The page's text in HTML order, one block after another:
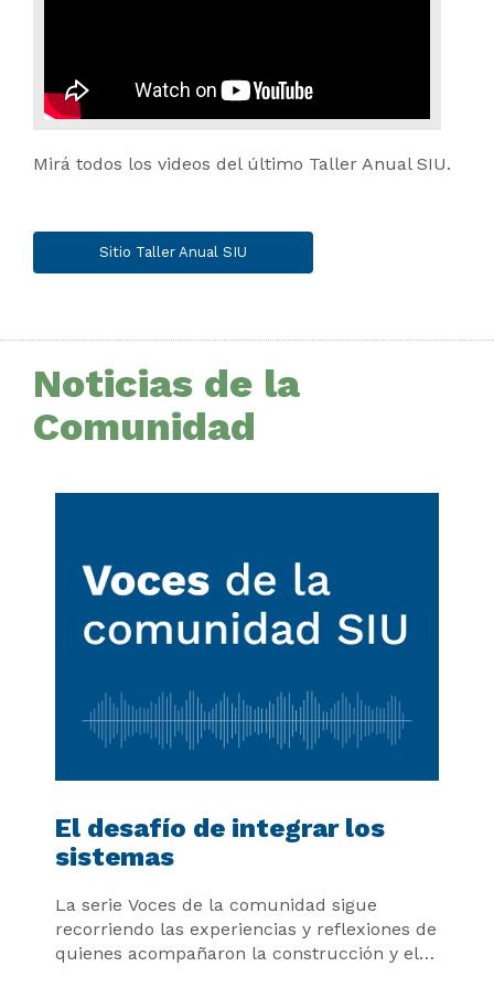
Mirá todos los videos del último Taller Anual SIU.
Sitio Taller Anual SIU
Noticias de la
Comunidad
El desafío de integrar los
sistemas
La serie Voces de la comunidad sigue
recorriendo las experiencias y reflexiones de
quienes acompañaron la construcción y el